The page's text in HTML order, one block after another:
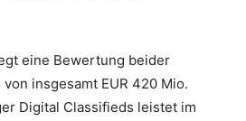
eine Bewertung beider
insgesamt EUR 420 Mio.
Digital Classifieds leistet im